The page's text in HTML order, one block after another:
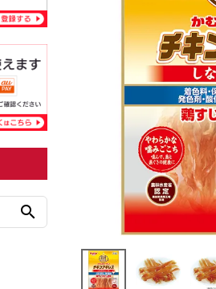
またたび・元気草
ダイエット中にオススメ
search